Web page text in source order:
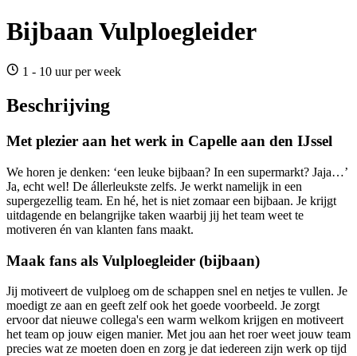
Bijbaan Vulploegleider
1 - 10 uur per week
Beschrijving
Met plezier aan het werk in Capelle aan den IJssel
We horen je denken: ‘een leuke bijbaan? In een supermarkt? Jaja…’
Ja, echt wel! De állerleukste zelfs. Je werkt namelijk in een
supergezellig team. En hé, het is niet zomaar een bijbaan. Je krijgt
uitdagende en belangrijke taken waarbij jij het team weet te
motiveren én van klanten fans maakt.
Maak fans als Vulploegleider (bijbaan)
Jij motiveert de vulploeg om de schappen snel en netjes te vullen. Je
moedigt ze aan en geeft zelf ook het goede voorbeeld. Je zorgt
ervoor dat nieuwe collega's een warm welkom krijgen en motiveert
het team op jouw eigen manier. Met jou aan het roer weet jouw team
precies wat ze moeten doen en zorg je dat iedereen zijn werk op tijd